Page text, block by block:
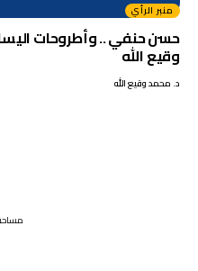
منبر الرأي
حسن حنفي .. وأطروحات
وقيع الله
د. محمد وقيع الله